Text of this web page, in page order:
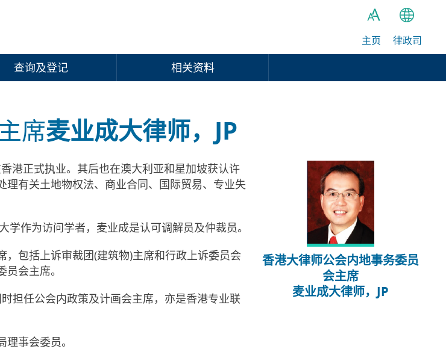
A
A
繁
主页 律政司
查询及登记 相关资料
席麦业成大律师，JP
香港大律师公会内地事务委员
会主席
麦业成大律师，JP
港正式执业。其后也在澳大利亚和星加坡获认许
有关土地物权法、商业合同、国际贸易、专业失
作为访问学者，麦业成是认可调解员及仲裁员。
包括上诉审裁团(建筑物)主席和行政上诉委员会
会主席。
担任公会内政策及计画会主席，亦是香港专业联
事会委员。